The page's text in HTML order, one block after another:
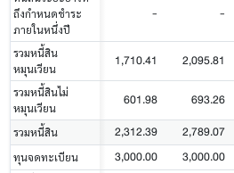
ถึงกำหนดชำระ
ภายในหนึ่งปี
- -
รวมหนี้สิน
หมุนเวียน
1,710.41 2,095.81
รวมหนี้สินไม่
หมุนเวียน
601.98 693.26
รวมหนี้สิน 2,312.39 2,789.07
ทุนจดทะเบียน 3,000.00 3,000.00